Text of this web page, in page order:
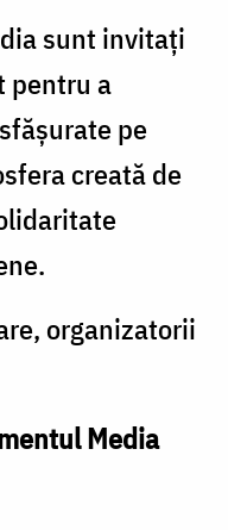
sunt invitați
pentru a
pe
creată de
organizatorii
Media